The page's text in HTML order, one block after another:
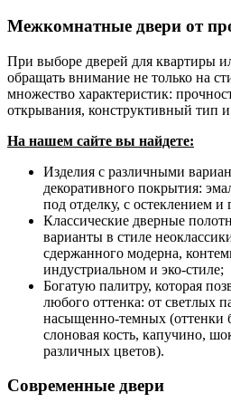
Межкомнатные двери от
При выборе дверей для квартиры
обращать внимание не только на
множество характеристик:
открывания, конструктивный тип и
На нашем сайте вы найдете:
Изделия с различными
декоративного покрытия:
под отделку, с остеклением и
Классические дверные
варианты в стиле
сдержанного модерна,
индустриальном и эко-стиле;
Богатую палитру, которая
любого оттенка: от светлых
насыщенно-темных (оттенки
слоновая кость, капучино,
различных цветов).
Современные двери